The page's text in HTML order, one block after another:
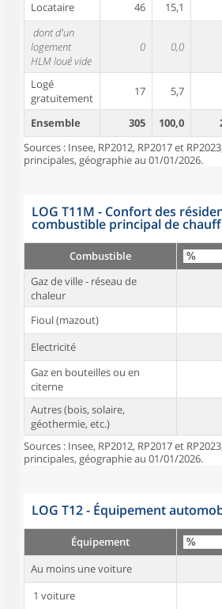
Locataire
46 15,1
dont d'un
logement
HLM loué vide
0 0,0
Logé
gratuitement
17 5,7
Ensemble 305 100,0
Sources : Insee, RP2012, RP2017 et
principales, géographie au 01/01/2026.
LOG T11M - Confort des
combustible principal de
Combustible
Gaz de ville - réseau de
chaleur
Fioul (mazout)
Electricité
Gaz en bouteilles ou en
citerne
Autres (bois, solaire,
géothermie, etc.)
Sources : Insee, RP2012, RP2017 et
principales, géographie au 01/01/2026.
LOG T12 - Équipement
Équipement
Au moins une voiture
1 voiture